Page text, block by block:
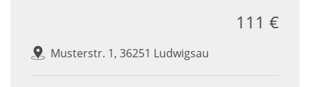
Musterstr. 1, 36251 Ludwigsau
111 €